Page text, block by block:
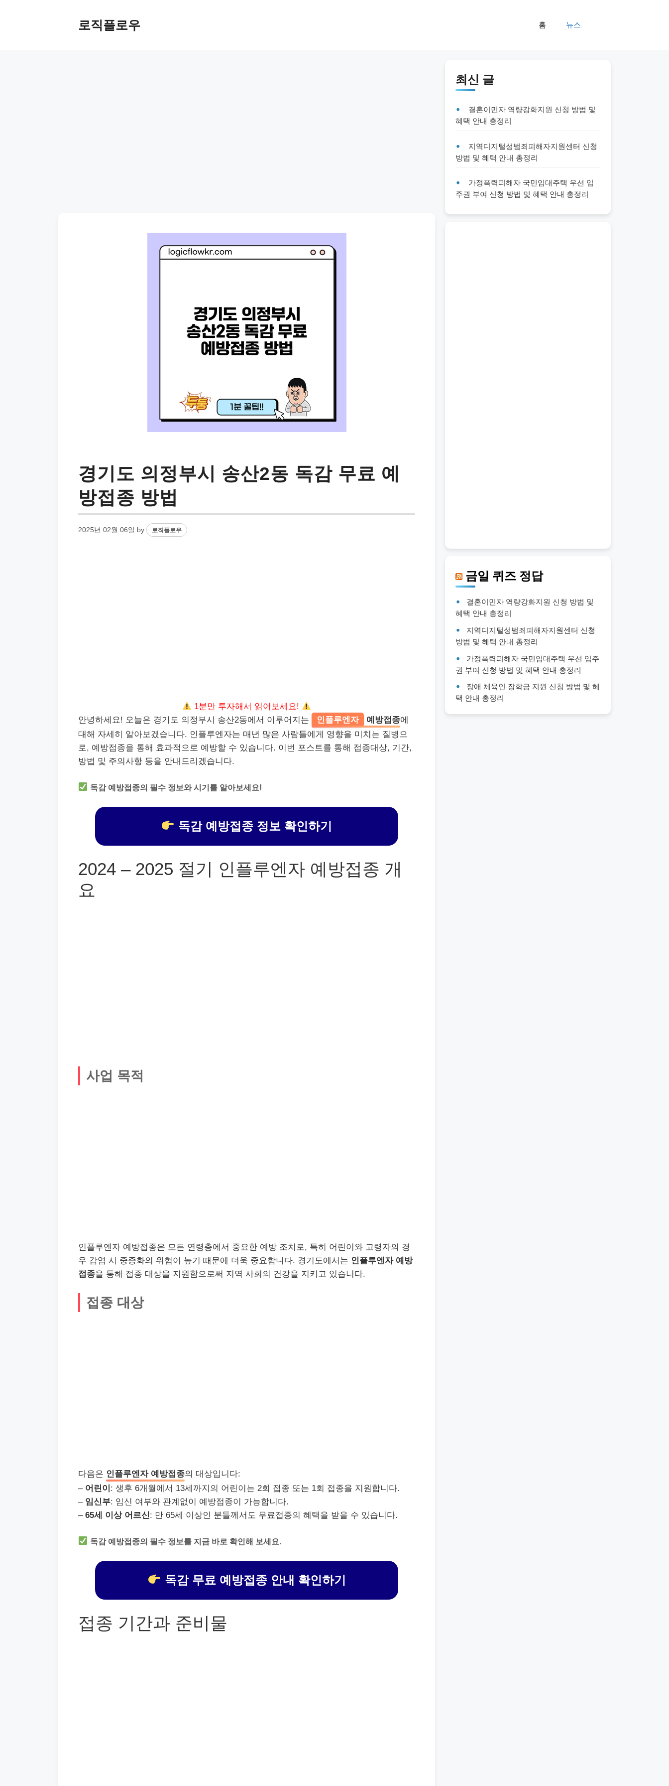
로직플로우 홈 뉴스
경기도 의정부시 송산2동 독감 무료 예
방접종 방법
2025년 02월 06일 by 로직플로우
1분만 투자해서 읽어보세요!
안녕하세요! 오늘은 경기도 의정부시 송산2동에서 이루어지는
인플루엔자 예방접종에
대해 자세히 알아보겠습니다. 인플루엔자는 매년 많은 사람들에게 영향을 미치는 질병으
로, 예방접종을 통해 효과적으로 예방할 수 있습니다. 이번 포스트를 통해 접종대상, 기간,
방법 및 주의사항 등을 안내드리겠습니다.
독감 예방접종의 필수 정보와 시기를 알아보세요!
독감 예방접종 정보 확인하기
2024 – 2025 절기 인플루엔자 예방접종 개
요
사업 목적
인플루엔자 예방접종은 모든 연령층에서 중요한 예방 조치로, 특히 어린이와 고령자의 경
우 감염 시 중증화의 위험이 높기 때문에 더욱 중요합니다. 경기도에서는 인플루엔자 예방
접종을 통해 접종 대상을 지원함으로써 지역 사회의 건강을 지키고 있습니다.
접종 대상
다음은 인플루엔자 예방접종의 대상입니다:
– 어린이 : 생후 6개월에서 13세까지의 어린이는 2회 접종 또는 1회 접종을 지원합니다.
– 임신부: 임신 여부와 관계없이 예방접종이 가능합니다.
– 65세 이상 어르신: 만 65세 이상인 분들께서도 무료접종의 혜택을 받을 수 있습니다.
독감 예방접종의 필수 정보를 지금 바로 확인해 보세요.
독감 무료 예방접종 안내 확인하기
접종 기간과 준비물
최신 글
결혼이민자 역량강화지원 신청 방법 및
혜택 안내 총정리
지역디지털성범죄피해자지원센터 신청
방법 및 혜택 안내 총정리
가정폭력피해자 국민임대주택 우선 입
주권 부여 신청 방법 및 혜택 안내 총정리
금일 퀴즈 정답
결혼이민자 역량강화지원 신청 방법 및
혜택 안내 총정리
지역디지털성범죄피해자지원센터 신청
방법 및 혜택 안내 총정리
가정폭력피해자 국민임대주택 우선 입주
권 부여 신청 방법 및 혜택 안내 총정리
장애 체육인 장학금 지원 신청 방법 및 혜
택 안내 총정리